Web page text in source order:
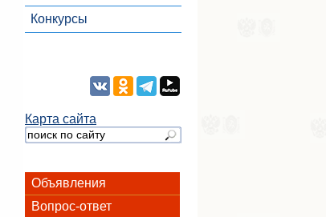
Конкурсы
Карта сайта
Объявления
Вопрос-ответ